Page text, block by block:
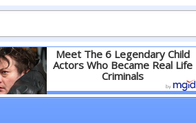
Meet The 6 Legendary Child
Actors Who Became Real Life
Criminals
Детальніше